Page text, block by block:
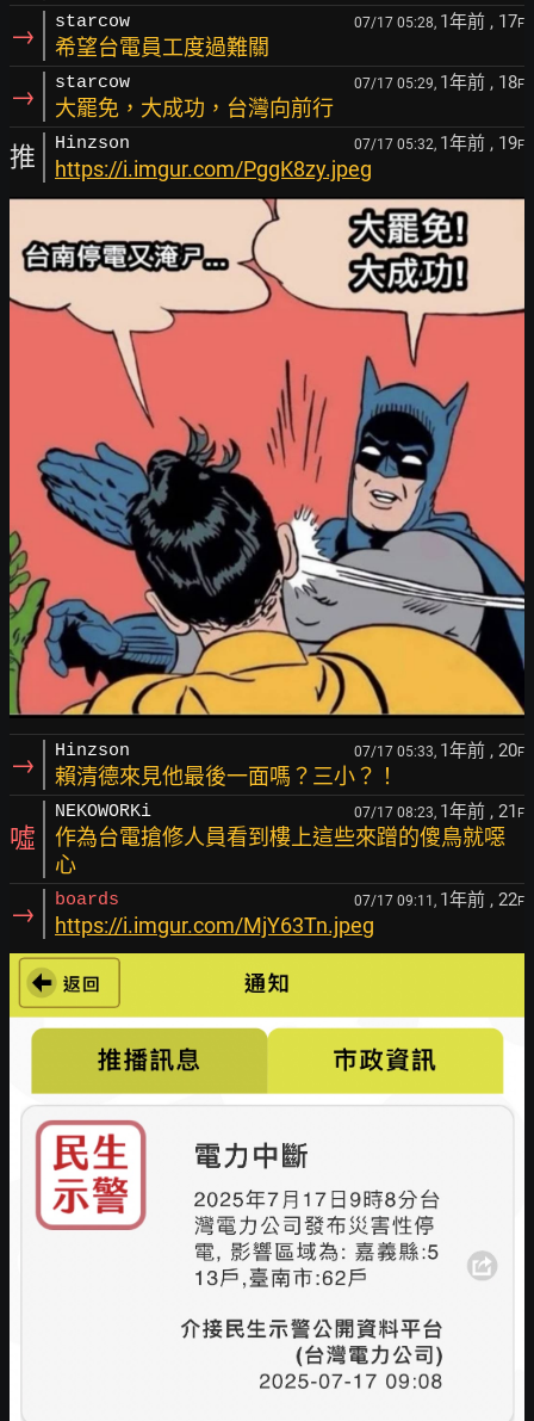
→ starcow 07/17 05:28, 1年前 , 17F
希望台電員工度過難關
→ starcow 07/17 05:29, 1年前 , 18F
大罷免，大成功，台灣向前行
推 Hinzson 07/17 05:32, 1年前 , 19F
https://i.imgur.com/PggK8zy.jpeg
→ Hinzson 07/17 05:33, 1年前 , 20F
賴清德來見他最後一面嗎？三小？！
噓
NEKOWORKi 07/17 08:23, 1年前 , 21 F
作為台電搶修人員看到樓上這些來蹭的傻鳥就噁
心
→ boards 07/17 09:11, 1年前 , 22F
https://i.imgur.com/MjY63Tn.jpeg